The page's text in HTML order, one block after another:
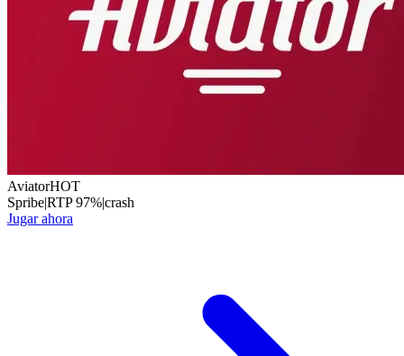
AviatorHOT
Spribe|RTP97%|crash
Jugar ahora